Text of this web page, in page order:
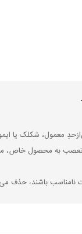
به محصول خاص،
نامناسب باشند، حذف